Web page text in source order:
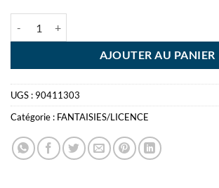
AJOUTER AU PANIER
UGS : 90411303
Catégorie : FANTAISIES/LICENCE